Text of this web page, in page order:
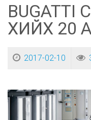
BUGATTI
ХИЙХ 20
2017-02-10